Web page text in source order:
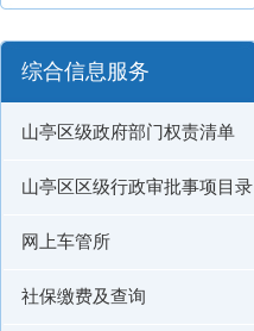
综合信息服务
山亭区级政府部门权责清单
山亭区区级行政审批事项目录
网上车管所
社保缴费及查询